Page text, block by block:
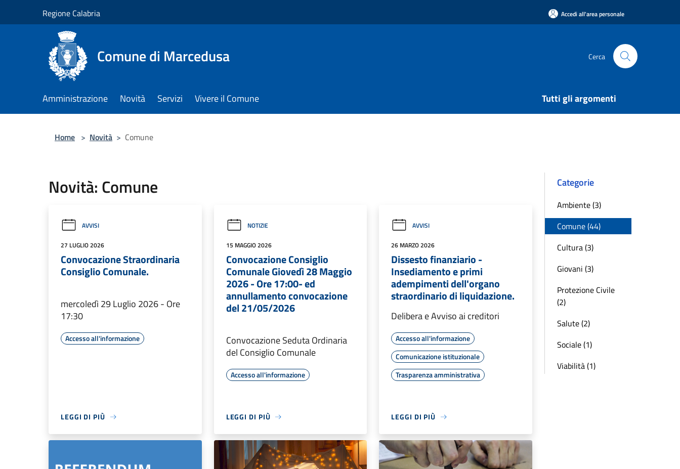
Regione Calabria Accedi all'area personale
Comune di Marcedusa Cerca
Amministrazione Novità Servizi Vivere il Comune Tutti gli argomenti
Home > Novità > Comune
Novità: Comune
AVVISI
27 LUGLIO 2026
Convocazione Straordinaria
Consiglio Comunale.
mercoledì 29 Luglio 2026 - Ore
17:30
Accesso all'informazione
LEGGI DI PIÙ
NOTIZIE
15 MAGGIO 2026
Convocazione Consiglio
Comunale Giovedì 28 Maggio
2026 - Ore 17:00- ed
annullamento convocazione
del 21/05/2026
Convocazione Seduta Ordinaria
del Consiglio Comunale
Accesso all'informazione
LEGGI DI PIÙ
AVVISI
26 MARZO 2026
Dissesto finanziario -
Insediamento e primi
adempimenti dell'organo
straordinario di liquidazione.
Delibera e Avviso ai creditori
Accesso all'informazione
Comunicazione istituzionale
Trasparenza amministrativa
LEGGI DI PIÙ
Categorie
Ambiente (3)
Comune (44)
Cultura (3)
Giovani (3)
Protezione Civile
(2)
Salute (2)
Sociale (1)
Viabilità (1)